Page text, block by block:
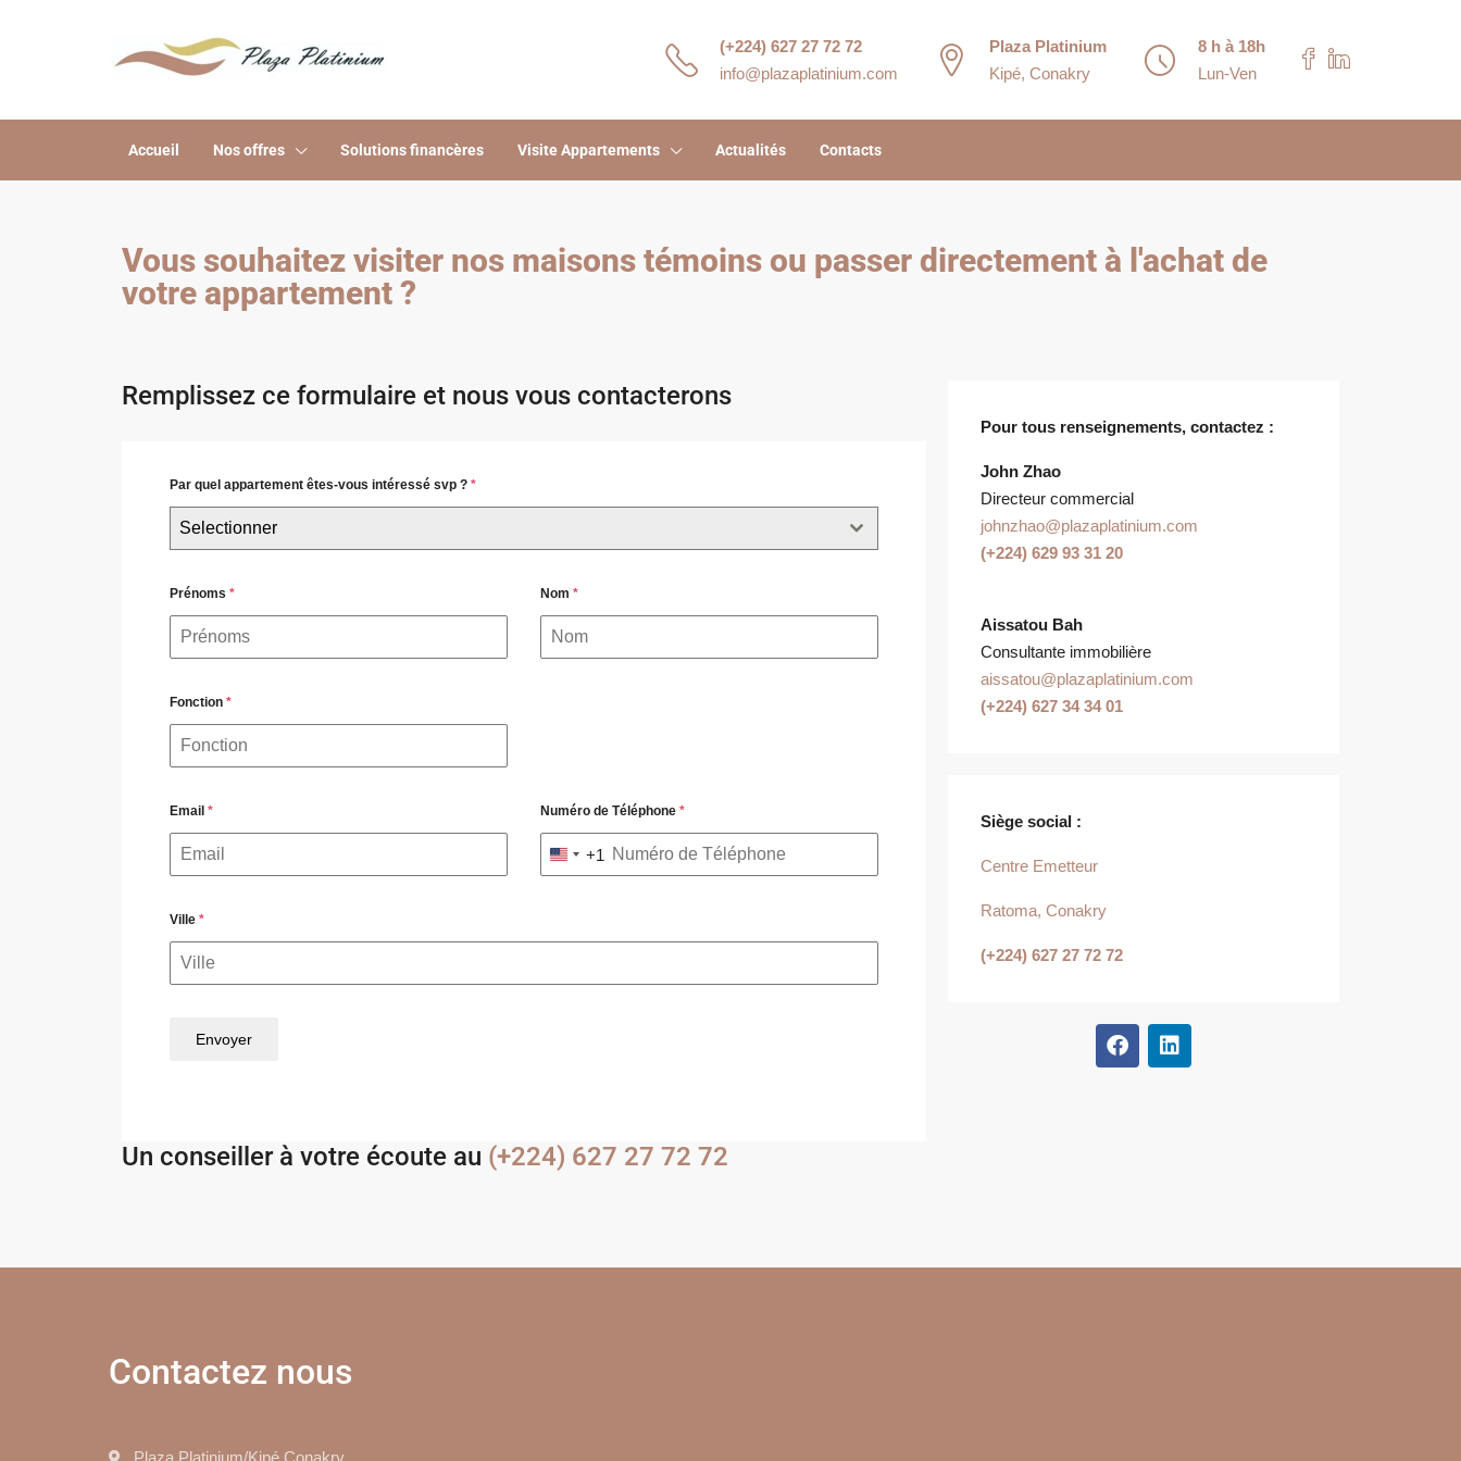
(+224) 627 27 72 72
info@plazaplatinium.com
Plaza Platinium
Kipé, Conakry
8 h à 18h
Lun-Ven
Accueil Nos offres Solutions financères Visite Appartements Actualités Contacts
Vous souhaitez visiter nos maisons témoins ou passer directement à l'achat de
votre appartement ?
Remplissez ce formulaire et nous vous contacterons
Par quel appartement êtes-vous intéressé svp ? *
Selectionner
Prénoms * Nom *
Fonction *
Email * Numéro de Téléphone *
United
+1
Ville *
Envoyer
Un conseiller à votre écoute au (+224) 627 27 72 72
Pour tous renseignements, contactez :
John Zhao
Directeur commercial
johnzhao@plazaplatinium.com
(+224) 629 93 31 20
Aissatou Bah
Consultante immobilière
aissatou@plazaplatinium.com
(+224) 627 34 34 01
Siègesocial :
Centre Emetteur
Ratoma, Conakry
(+224) 627 27 72 72
Contactez nous
Plaza Platinium/Kipé Conakry